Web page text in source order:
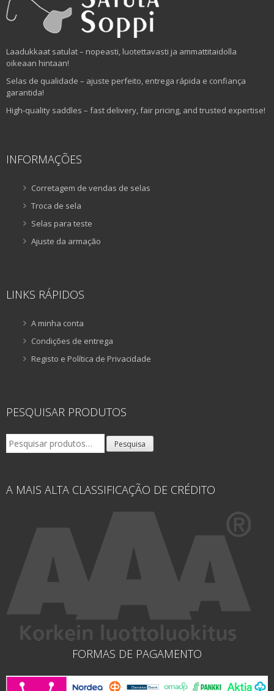
Laadukkaat satulat – nopeasti, luotettavasti ja ammattitaidolla
oikeaan hintaan!
Selas de qualidade – ajuste perfeito, entrega rápida e confiança
garantida!
High-quality saddles – fast delivery, fair pricing, and trusted expertise!
INFORMAÇÕES
Corretagem de vendas de selas
Troca de sela
Selas para teste
Ajuste da armação
LINKS RÁPIDOS
A minha conta
Condições de entrega
Registo e Política de Privacidade
PESQUISAR PRODUTOS
Pesquisar
por:
Pesquisa
A MAIS ALTA CLASSIFICAÇÃO DE CRÉDITO
FORMAS DE PAGAMENTO